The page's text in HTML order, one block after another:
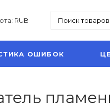
RUB
ОШИБОК